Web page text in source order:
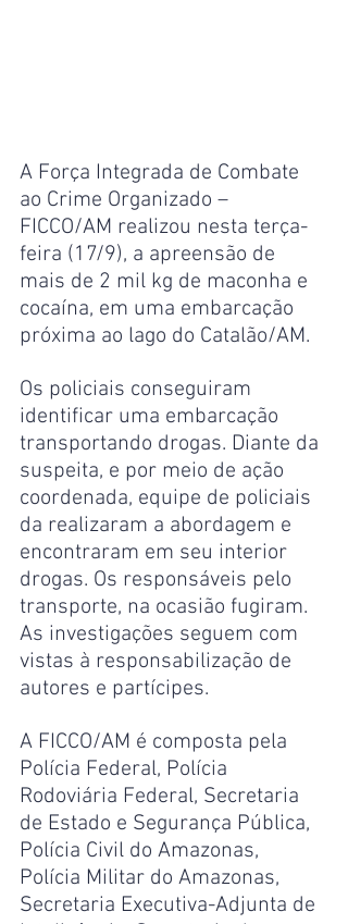
A Força Integrada de Combate
ao Crime Organizado –
FICCO/AM realizou nesta terça-
feira (17/9), a apreensão de
mais de 2 mil kg de maconha e
cocaína, em uma embarcação
próxima ao lago do Catalão/AM.
Os policiais conseguiram
identificar uma embarcação
transportando drogas. Diante da
suspeita, e por meio de ação
coordenada, equipe de policiais
da realizaram a abordagem e
encontraram em seu interior
drogas. Os responsáveis pelo
transporte, na ocasião fugiram.
As investigações seguem com
vistas à responsabilização de
autores e partícipes.
A FICCO/AM é composta pela
Polícia Federal, Polícia
Rodoviária Federal, Secretaria
de Estado e Segurança Pública,
Polícia Civil do Amazonas,
Polícia Militar do Amazonas,
Secretaria Executiva-Adjunta de